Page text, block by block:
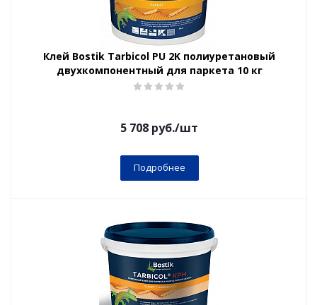
Клей Bostik Tarbicol PU 2K полиуретановый
двухкомпонентный для паркета 10 кг
5 708 руб./шт
Подробнее